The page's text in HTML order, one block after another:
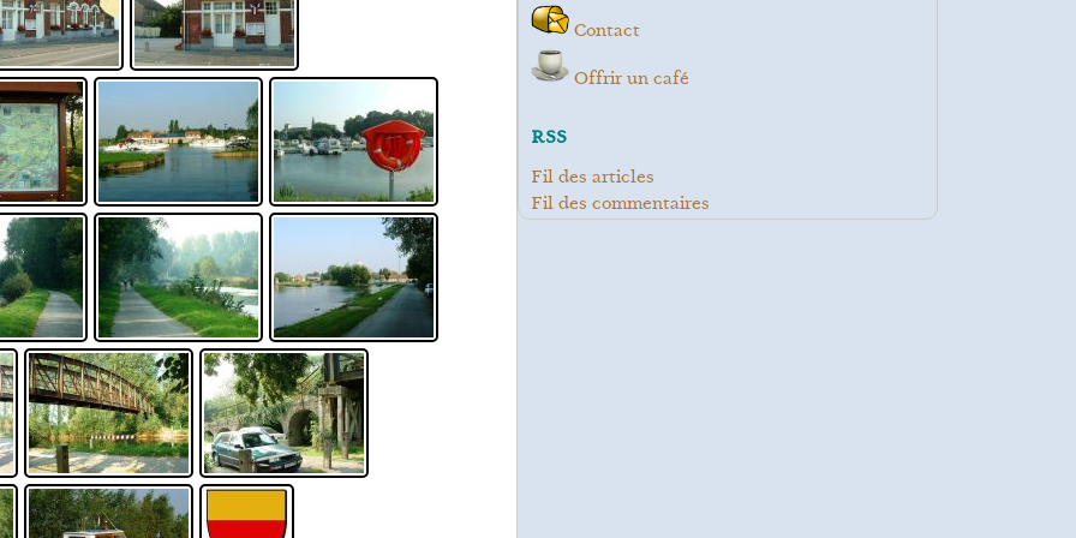
Contact
Offrir un café
RSS
Fil des articles
Fil des commentaires